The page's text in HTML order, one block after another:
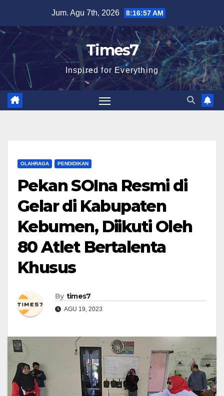
content
Jum. Agu 7th, 2026 8:16:58 AM
Times7
Inspired for Everything
OLAHRAGA PENDIDIKAN
Pekan SOIna Resmi di
Gelar di Kabupaten
Kebumen, Diikuti Oleh
80 Atlet Bertalenta
Khusus
By times7
AGU 19, 2023